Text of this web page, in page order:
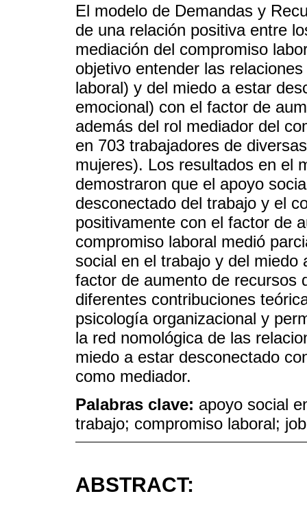
El modelo de Demandas y
de una relación positiva entre
mediación del compromiso
objetivo entender las
laboral) y del miedo a estar
emocional) con el factor de
además del rol mediador del
en 703 trabajadores de
mujeres). Los resultados en el
demostraron que el apoyo
desconectado del trabajo y el
positivamente con el factor de
compromiso laboral medió
social en el trabajo y del
factor de aumento de recursos
diferentes contribuciones
psicología organizacional y
la red nomológica de las
miedo a estar desconectado
como mediador.
Palabras clave: apoyo social
trabajo; compromiso laboral;
ABSTRACT: